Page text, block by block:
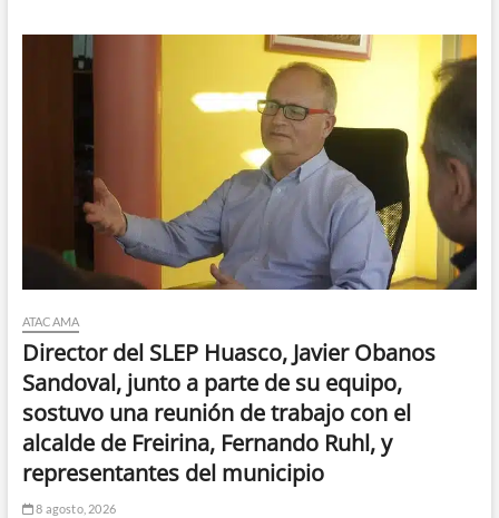
ATACAMA
Director del SLEP Huasco, Javier Obanos
Sandoval, junto a parte de su equipo,
sostuvo una reunión de trabajo con el
alcalde de Freirina, Fernando Ruhl, y
representantes del municipio
8 agosto, 2026